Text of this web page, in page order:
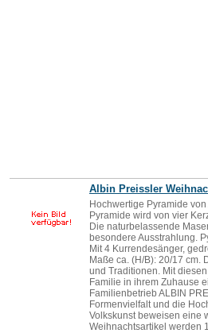
Albin Preissler
Hochwertige Pyramide
Pyramide wird von vier
Die naturbelassende
besondere Ausstrahlung.
Mit 4 Kurrendesänger,
Maße ca. (H/B): 20/17 cm.
und Traditionen. Mit
Familie in ihrem Zuhause
Familienbetrieb ALBIN
Formenvielfalt und die
Volkskunst beweisen eine
Weihnachtsartikel werden